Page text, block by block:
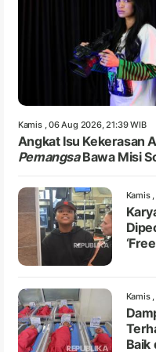
Kamis , 06 Aug 2026, 21:39 WIB
Angkat Isu Kekerasan
PemangsaBawa Misi
Kamis
Kamis
Baik